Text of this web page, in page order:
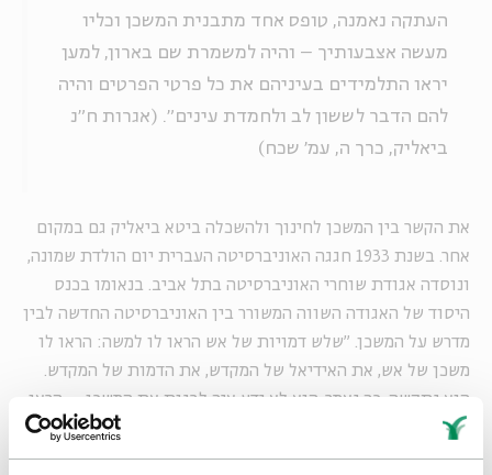
העתקה נאמנה, טופס אחד מתבנית המשכן וכליו
מעשה אצבעותיך – והיה למשמרת שם בארון, למען
יראו התלמידים בעיניהם את כל פרטי הפרטים והיה
להם הדבר לששון לב ולחמדת עינים". (אגרות ח"נ
ביאליק, כרך ה, עמ' שכח)
את הקשר בין המשכן לחינוך ולהשכלה ביטא ביאליק גם במקום
אחר. בשנת 1933 חגגה האוניברסיטה העברית יום הולדת שמונה,
ונוסדה אגודת שוחרי האוניברסיטה בתל אביב. בנאומו בכנס
היסוד של האגודה השווה המשורר בין האוניברסיטה החדשה לבין
מדרש על המשכן. "שלש דמויות של אש הראו לו למשה: הראו לו
משכן של אש, את האידיאל של המקדש, את הדמות של המקדש.
הוא נתקשה, כך נאמר, הוא לא ידע איך לבנות את המשכן, – הראו
לו משכן של אש. וגם נתקשה איך ליצור את המנורה, – הראו לו
מנורה של אש. והוא נתקשה גם בשקל. כשנאמר שיתנו לו בני